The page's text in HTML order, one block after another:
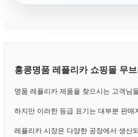
홍콩명품 레플리카 쇼핑몰 무
명품 레플리카 제품을 찾으시는 고객님
하지만 이러한 등급 표기는 대부분 판
레플리카 시장은 다양한 공장에서 생산